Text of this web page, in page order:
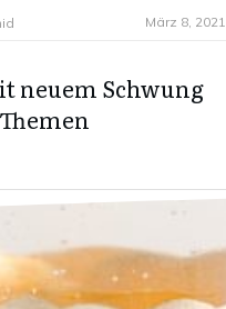
März 8, 2021
neuem Schwung